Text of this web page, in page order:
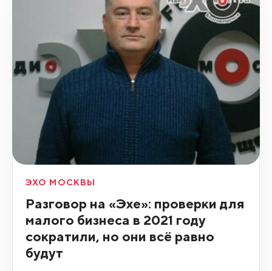
ЭХО МОСКВЫ
Разговор на «Эхе»: проверки для
малого бизнеса в 2021 году
сократили, но они всё равно
будут